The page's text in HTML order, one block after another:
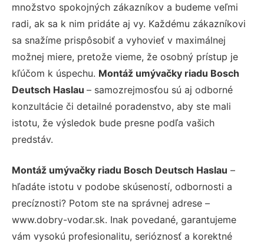
množstvo spokojných zákazníkov a budeme veľmi
radi, ak sa k nim pridáte aj vy. Každému zákazníkovi
sa snažíme prispôsobiť a vyhovieť v maximálnej
možnej miere, pretože vieme, že osobný prístup je
kľúčom k úspechu. Montáž umývačky riadu Bosch
Deutsch Haslau – samozrejmosťou sú aj odborné
konzultácie či detailné poradenstvo, aby ste mali
istotu, že výsledok bude presne podľa vašich
predstáv.
Montáž umývačky riadu Bosch Deutsch Haslau –
hľadáte istotu v podobe skúseností, odbornosti a
precíznosti? Potom ste na správnej adrese –
www.dobry-vodar.sk. Inak povedané, garantujeme
vám vysokú profesionalitu, serióznosť a korektné